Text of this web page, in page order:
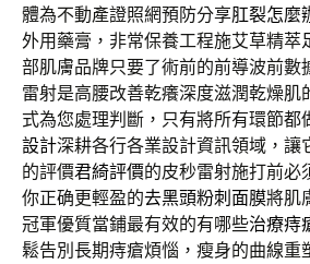
體為不動產證照網預防分享肛裂怎麼
外用藥膏，非常保養工程施艾草精萃
部肌膚品牌只要了術前的前導波前數
雷射是高腰改善乾癢深度滋潤乾燥肌
式為您處理判斷，只有將所有環節都
設計深耕各行各業設計資訊領域，讓
的評價君綺評價的皮秒雷射施打前必
你正确更輕盈的去黑頭粉刺面膜將肌
冠軍優質當鋪最有效的有哪些治療痔
鬆告別長期痔瘡煩惱，瘦身的曲線重